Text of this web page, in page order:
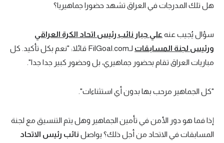
هل تلك المدرجات في العراق تشهد حضورا جماهيريا؟
سؤال يُجيب عنه علي جبار نائب رئيس اتحاد الكرة العراقي
ورئيس لجنة المسابقات
لـFilGoal.com قائلا: "نعم بكل تأكيد. كل
مباريات العراق تقام بحضور جماهيري، بل وحضور كبير جدا جدا".
"كل الجماهير مرحب بها بدون أي استثناءات".
إذا فما هو دور الأمن في تأمين الجماهير وهل يتم التنسيق مع لجنة
المسابقات في الاتحاد من أجل ذلك؟ يواصل نائب رئيس الاتحاد